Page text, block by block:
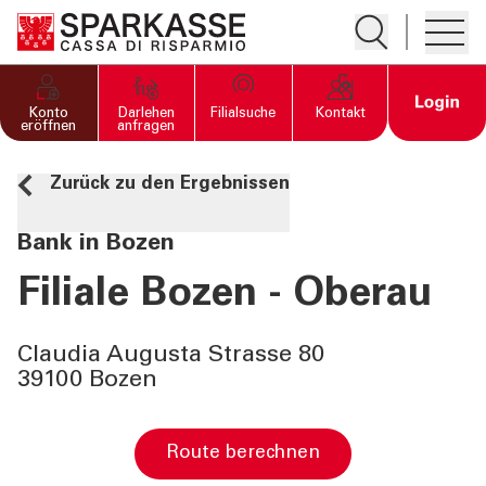
Suche öffnen
PRIVATKUNDEN UND
FAMILIEN
GESCHÄFTSKUNDEN
DIENSTLEISTUNGEN
PRIVATKUNDEN
DIENSTLEISTUNGEN
GESCHÄFTSKUNDEN
MEHR ALS BANK
Konto
eröffnen
Darlehen
anfragen
Filialsuche Kontakt Open
Zurück zu den Ergebnissen
Bank in Bozen
Filiale Bozen - Oberau
Claudia Augusta Strasse 80
39100 Bozen
Route berechnen